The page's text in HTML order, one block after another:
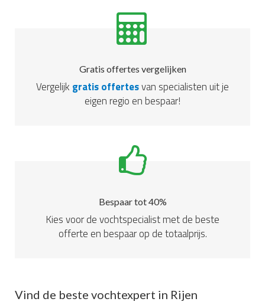
Gratis offertes vergelijken
Vergelijk gratis offertesvan specialisten uit je
eigen regio en bespaar!
Bespaar tot 40%
Kies voor de vochtspecialist met de beste
offerte en bespaar op de totaalprijs.
Vind de beste vochtexpert in Rijen